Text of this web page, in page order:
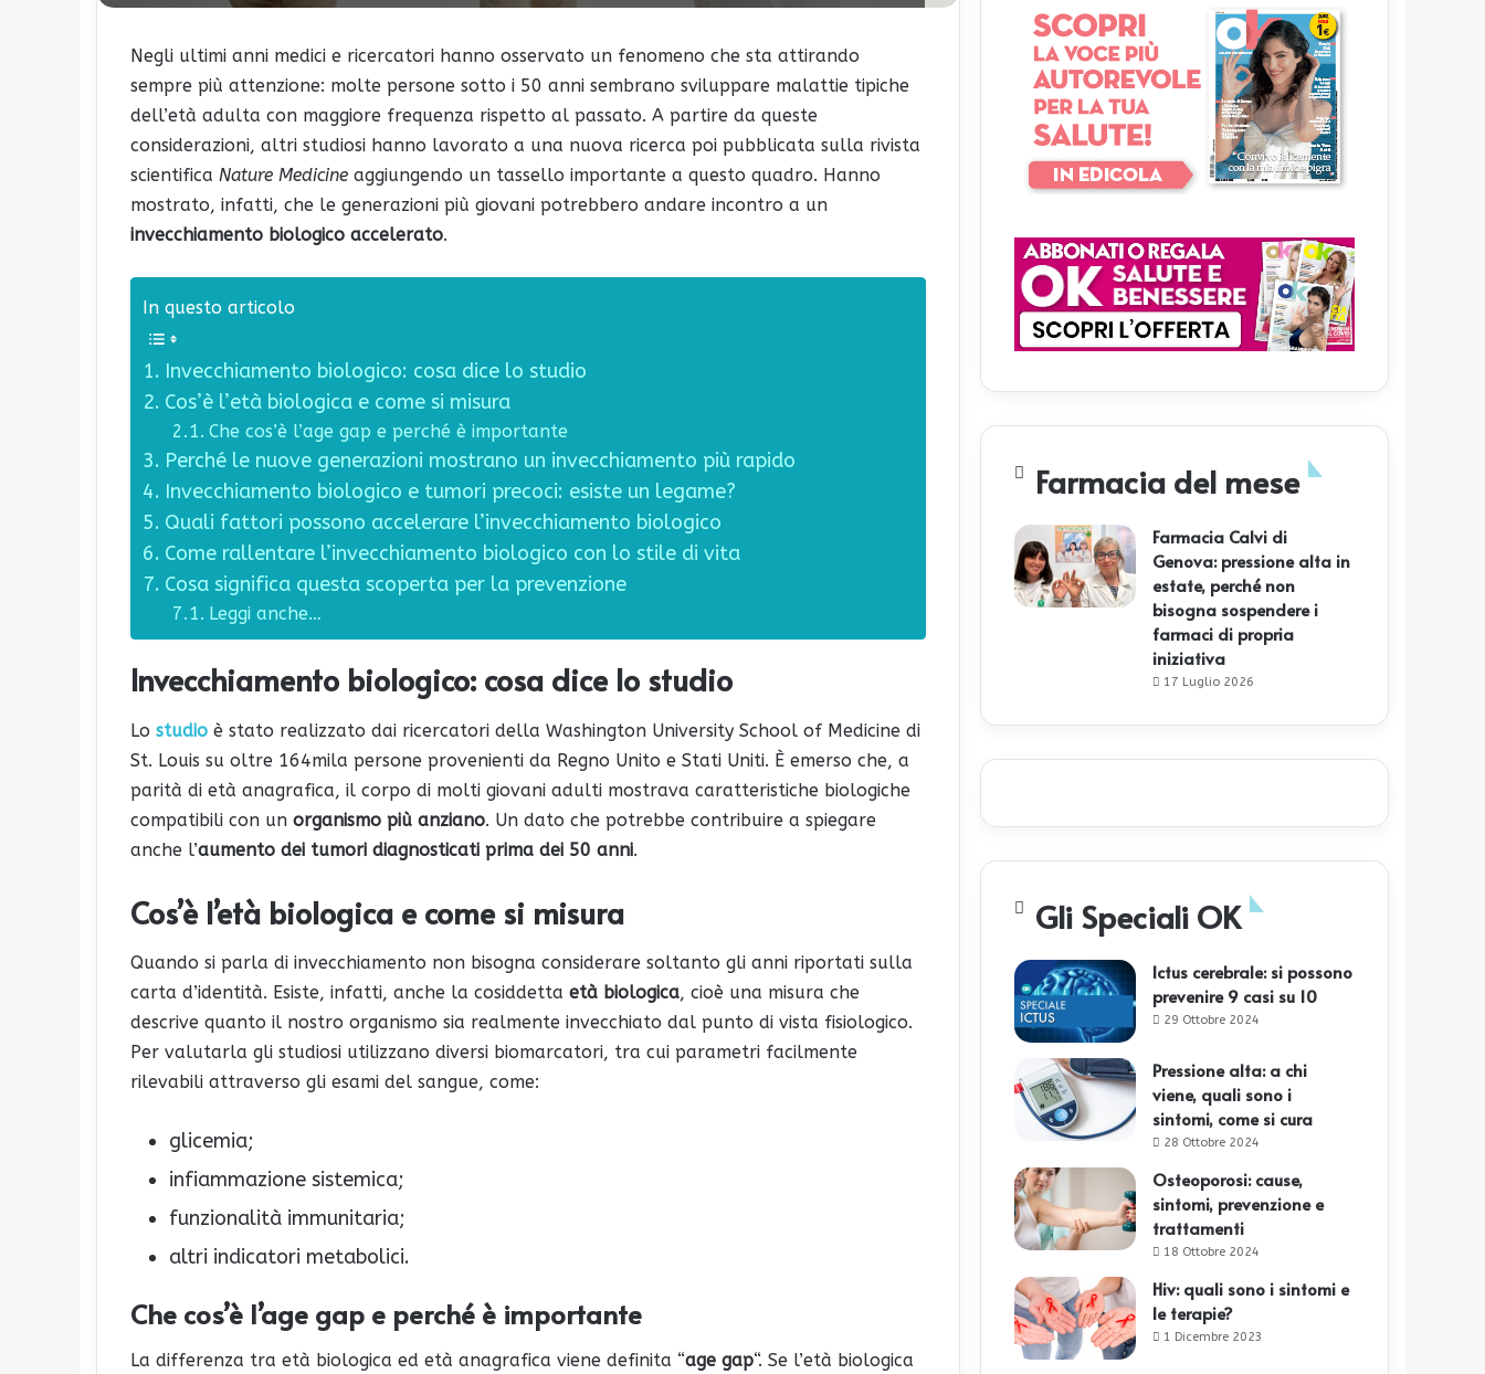
Negli ultimi anni medici e ricercatori hanno osservato un fenomeno che sta attirando
sempre più attenzione: molte persone sotto i 50 anni sembrano sviluppare malattie tipiche
dell’età adulta con maggiore frequenza rispetto al passato. A partire da queste
considerazioni, altri studiosi hanno lavorato a una nuova ricerca poi pubblicata sulla rivista
scientifica Nature Medicine aggiungendo un tassello importante a questo quadro. Hanno
mostrato, infatti, che le generazioni più giovani potrebbero andare incontro a un
invecchiamento biologico accelerato.
In questo articolo
Invecchiamento biologico: cosa dice lo studio
Cos’è l’età biologica e come si misura
Che cos’è l’age gap e perché è importante
Perché le nuove generazioni mostrano un invecchiamento più rapido
Invecchiamento biologico e tumori precoci: esiste un legame?
Quali fattori possono accelerare l’invecchiamento biologico
Come rallentare l’invecchiamento biologico con lo stile di vita
Cosa significa questa scoperta per la prevenzione
Leggi anche…
Invecchiamento biologico: cosa dice lo studio
Lo studio è stato realizzato dai ricercatori della Washington University School of Medicine di
St. Louis su oltre 164mila persone provenienti da Regno Unito e Stati Uniti. È emerso che, a
parità di età anagrafica, il corpo di molti giovani adulti mostrava caratteristiche biologiche
compatibili con un organismo più anziano. Un dato che potrebbe contribuire a spiegare
anche l’aumento dei tumori diagnosticati prima dei 50 anni.
Cos’è l’età biologica e come si misura
Quando si parla di invecchiamento non bisogna considerare soltanto gli anni riportati sulla
carta d’identità. Esiste, infatti, anche la cosiddetta età biologica, cioè una misura che
descrive quanto il nostro organismo sia realmente invecchiato dal punto di vista fisiologico.
Per valutarla gli studiosi utilizzano diversi biomarcatori, tra cui parametri facilmente
rilevabili attraverso gli esami del sangue, come:
glicemia;
infiammazione sistemica;
funzionalità immunitaria;
altri indicatori metabolici.
Che cos’è l’age gap e perché è importante
La differenza tra età biologica ed età anagrafica viene definita “age gap“. Se l’età biologica
Farmacia del mese
Farmacia Calvi di
Genova: pressione alta in
estate, perché non
bisogna sospendere i
farmaci di propria
iniziativa
17 Luglio 2026
Gli Speciali OK
Ictus cerebrale: si possono
prevenire 9 casi su 10
29 Ottobre 2024
Pressione alta: a chi
viene, quali sono i
sintomi, come si cura
28 Ottobre 2024
Osteoporosi: cause,
sintomi, prevenzione e
trattamenti
18 Ottobre 2024
Hiv: quali sono i sintomi e
le terapie?
1 Dicembre 2023